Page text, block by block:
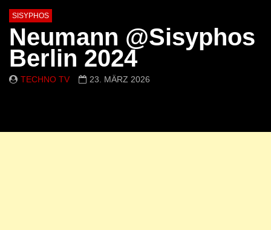
SISYPHOS
Neumann @Sisyphos
Berlin 2024
TECHNO TV 23. MÄRZ 2026